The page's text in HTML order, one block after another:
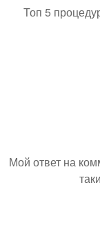
Топ 5
Мой ответ на